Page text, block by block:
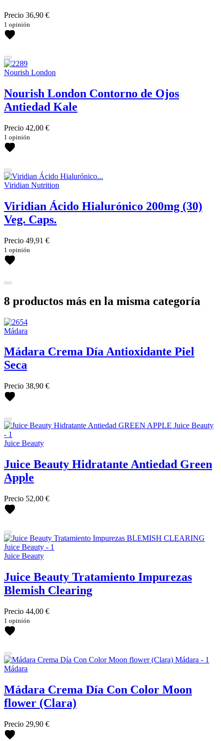
Precio 36,90 €
1 opinión
Nourish London
Nourish London Contorno de Ojos
Antiedad Kale
Precio 42,00 €
1 opinión
Viridian Nutrition
Viridian Ácido Hialurónico 200mg (30)
Veg. Caps.
Precio 49,91 €
1 opinión
8 productos más en la misma categoría
Mádara
Mádara Crema Día Antioxidante Piel
Seca
Precio 38,90 €
Juice Beauty
Juice Beauty Hidratante Antiedad Green
Apple
Precio 52,00 €
Juice Beauty
Juice Beauty Tratamiento Impurezas
Blemish Clearing
Precio 44,00 €
1 opinión
Mádara
Mádara Crema Día Con Color Moon
flower (Clara)
Precio 29,90 €